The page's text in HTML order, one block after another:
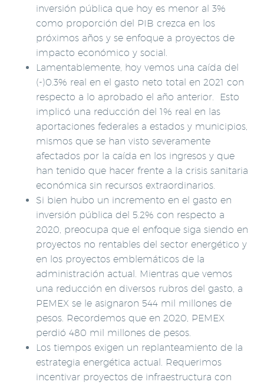
inversión pública que hoy es menor al 3%
como proporción del PIB crezca en los
próximos años y se enfoque a proyectos de
impacto económico y social.
Lamentablemente, hoy vemos una caída del
(-)0.3% real en el gasto neto total en 2021 con
respecto a lo aprobado el año anterior. Esto
implicó una reducción del 1% real en las
aportaciones federales a estados y municipios,
mismos que se han visto severamente
afectados por la caída en los ingresos y que
han tenido que hacer frente a la crisis sanitaria
económica sin recursos extraordinarios.
Si bien hubo un incremento en el gasto en
inversión pública del 5.2% con respecto a
2020, preocupa que el enfoque siga siendo en
proyectos no rentables del sector energético y
en los proyectos emblemáticos de la
administración actual. Mientras que vemos
una reducción en diversos rubros del gasto, a
PEMEX se le asignaron 544 mil millones de
pesos. Recordemos que en 2020, PEMEX
perdió 480 mil millones de pesos.
Los tiempos exigen un replanteamiento de la
estrategia energética actual. Requerimos
incentivar proyectos de infraestructura con